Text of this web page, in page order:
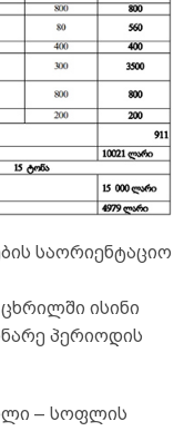
საორიენტაციო
ისინი
პერიოდის
– სოფლის